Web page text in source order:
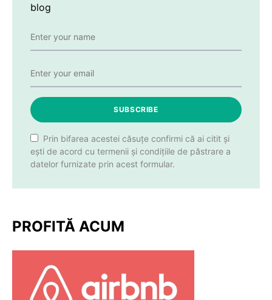
blog
SUBSCRIBE
Prin bifarea acestei căsuțe confirmi că ai citit și
ești de acord cu termenii și condițiile de păstrare a
datelor furnizate prin acest formular.
PROFITĂ ACUM